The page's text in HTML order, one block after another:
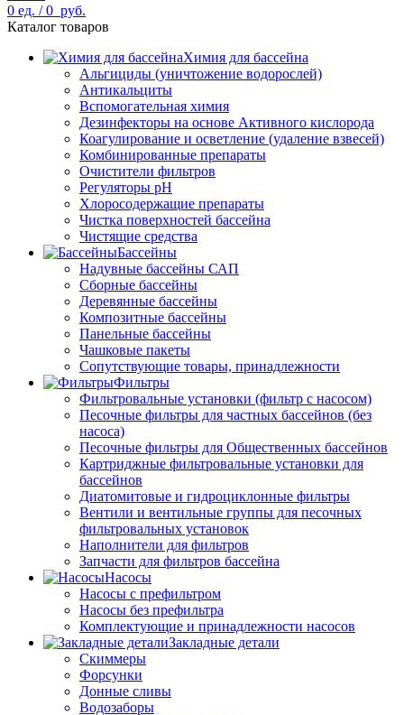
0 ед. / 0 руб.
Каталог товаров
Химия для бассейна
Альгициды (уничтожение водорослей)
Антикальциты
Вспомогательная химия
Дезинфекторы на основе Активного кислорода
Коагулирование и осветление (удаление взвесей)
Комбинированные препараты
Очистители фильтров
Регуляторы pH
Хлоросодержащие препараты
Чистка поверхностей бассейна
Чистящие средства
Бассейны
Надувные бассейны САП
Сборные бассейны
Деревянные бассейны
Композитные бассейны
Панельные бассейны
Чашковые пакеты
Сопутствующие товары, принадлежности
Фильтры
Фильтровальные установки (фильтр с насосом)
Песочные фильтры для частных бассейнов (без
насоса)
Песочные фильтры для Общественных бассейнов
Картриджные фильтровальные установки для
бассейнов
Диатомитовые и гидроциклонные фильтры
Вентили и вентильные группы для песочных
фильтровальных установок
Наполнители для фильтров
Запчасти для фильтров бассейна
Насосы
Насосы с префильтром
Насосы без префильтра
Комплектующие и принадлежности насосов
Закладные детали
Скиммеры
Форсунки
Донные сливы
Водозаборы